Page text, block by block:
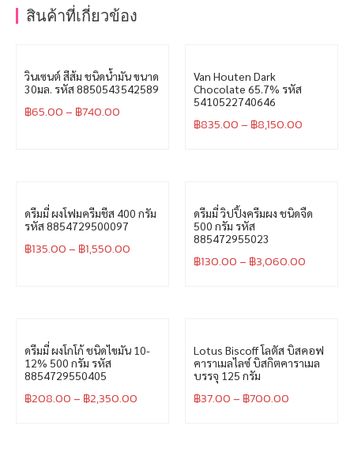
สินค้าที่เกี่ยวข้อง
วินเซนต์ สีส้ม ชนิดน้ำมัน ขนาด
30มล. รหัส 8850543542589
฿65.00– ฿740.00
Van Houten Dark
Chocolate 65.7% รหัส
5410522740646
฿835.00– ฿8,150.00
ดรีมมี่ ผงโฟมครีมชีส 400 กรัม
รหัส 8854729500097
฿135.00– ฿1,550.00
ดรีมมี่ วิปปิ้งครีมผง ชนิดจืด
500 กรัม รหัส
885472955023
฿130.00– ฿3,060.00
ดรีมมี่ ผงโกโก้ ชนิดไขมัน 10-
12% 500 กรัม รหัส
8854729550405
฿208.00– ฿2,350.00
Lotus Biscoff โลตัส บิสคอฟ
คาราเมลไลซ์ บิสกิตคาราเมล
บรรจุ 125 กรัม
฿37.00– ฿700.00